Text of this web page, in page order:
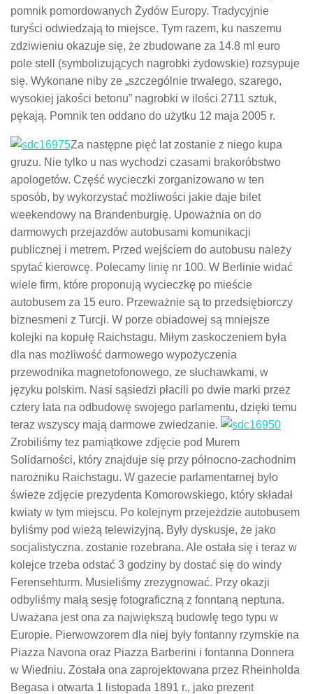
pomnik pomordowanych Żydów Europy. Tradycyjnie
turyści odwiedzają to miejsce. Tym razem, ku naszemu
zdziwieniu okazuje się, że zbudowane za 14.8 ml euro
pole stell (symbolizujących nagrobki żydowskie) rozsypuje
się. Wykonane niby ze „szczególnie trwałego, szarego,
wysokiej jakości betonu” nagrobki w ilości 2711 sztuk,
pękają. Pomnik ten oddano do użytku 12 maja 2005 r.
Za następne pięć lat zostanie z niego kupa
gruzu. Nie tylko u nas wychodzi czasami brakoróbstwo
apologetów. Część wycieczki zorganizowano w ten
sposób, by wykorzystać możliwości jakie daje bilet
weekendowy na Brandenburgię. Upoważnia on do
darmowych przejazdów autobusami komunikacji
publicznej i metrem. Przed wejściem do autobusu należy
spytać kierowcę. Polecamy linię nr 100. W Berlinie widać
wiele firm, które proponują wycieczkę po mieście
autobusem za 15 euro. Przeważnie są to przedsiębiorczy
biznesmeni z Turcji. W porze obiadowej są mniejsze
kolejki na kopułę Raichstagu. Miłym zaskoczeniem była
dla nas możliwość darmowego wypożyczenia
przewodnika magnetofonowego, ze słuchawkami, w
języku polskim. Nasi sąsiedzi płacili po dwie marki przez
cztery lata na odbudowę swojego parlamentu, dzięki temu
teraz wszyscy mają darmowe zwiedzanie.
Zrobiliśmy tez pamiątkowe zdjęcie pod Murem
Solidarności, który znajduje się przy północno-zachodnim
narożniku Raichstagu. W gazecie parlamentarnej było
świeże zdjęcie prezydenta Komorowskiego, który składał
kwiaty w tym miejscu. Po kolejnym przejeżdzie autobusem
byliśmy pod wieżą telewizyjną. Były dyskusje, że jako
socjalistyczna. zostanie rozebrana. Ale ostała się i teraz w
kolejce trzeba odstać 3 godziny by dostać się do windy
Ferensehturm. Musieliśmy zrezygnować. Przy okazji
odbyliśmy małą sesję fotograficzną z fonntaną neptuna.
Uważana jest ona za największą budowlę tego typu w
Europie. Pierwowzorem dla niej były fontanny rzymskie na
Piazza Navona oraz Piazza Barberini i fontanna Donnera
w Wiedniu. Została ona zaprojektowana przez Rheinholda
Begasa i otwarta 1 listopada 1891 r., jako prezent